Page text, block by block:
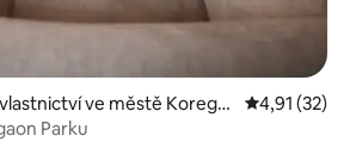
ve městě Korega
Průměrné
4,91 (32)
Parku